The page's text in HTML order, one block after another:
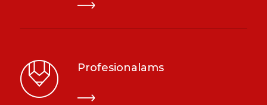
Profesionalams